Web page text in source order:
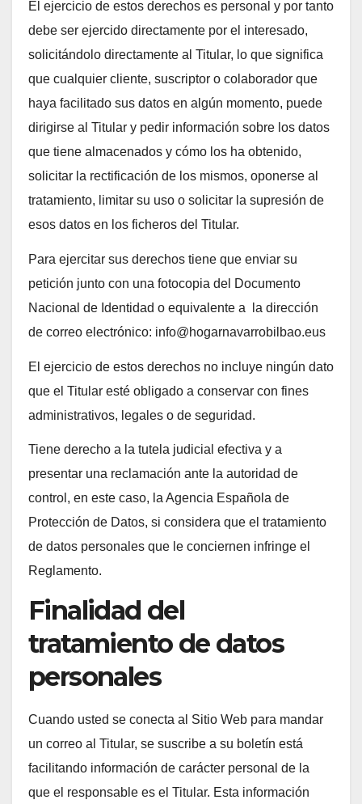
El ejercicio de estos derechos es personal y por tanto
debe ser ejercido directamente por el interesado,
solicitándolo directamente al Titular, lo que significa
que cualquier cliente, suscriptor o colaborador que
haya facilitado sus datos en algún momento, puede
dirigirse al Titular y pedir información sobre los datos
que tiene almacenados y cómo los ha obtenido,
solicitar la rectificación de los mismos, oponerse al
tratamiento, limitar su uso o solicitar la supresión de
esos datos en los ficheros del Titular.
Para ejercitar sus derechos tiene que enviar su
petición junto con una fotocopia del Documento
Nacional de Identidad o equivalente a la dirección
de correo electrónico: info@hogarnavarrobilbao.eus
El ejercicio de estos derechos no incluye ningún dato
que el Titular esté obligado a conservar con fines
administrativos, legales o de seguridad.
Tiene derecho a la tutela judicial efectiva y a
presentar una reclamación ante la autoridad de
control, en este caso, la Agencia Española de
Protección de Datos, si considera que el tratamiento
de datos personales que le conciernen infringe el
Reglamento.
Finalidad del
tratamiento de datos
personales
Cuando usted se conecta al Sitio Web para mandar
un correo al Titular, se suscribe a su boletín está
facilitando información de carácter personal de la
que el responsable es el Titular. Esta información